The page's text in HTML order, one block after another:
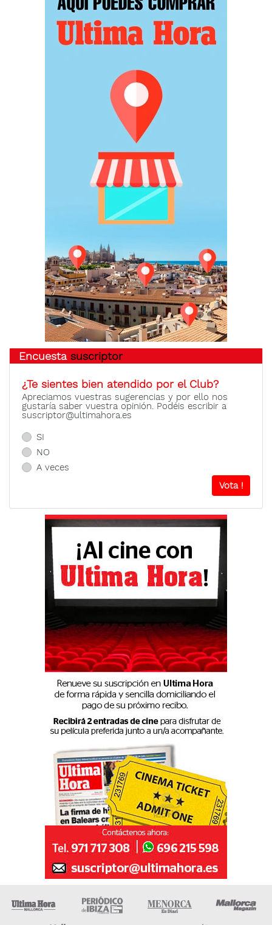
Encuesta suscriptor
¿Te sientes bien atendido por el Club?
Apreciamos vuestras sugerencias y por ello nos
gustaría saber vuestra opinión. Podéis escribir a
suscriptor@ultimahora.es
SI
NO
A veces
Ultima Hora Ultima hora Ibiza Menorca • Es Diari